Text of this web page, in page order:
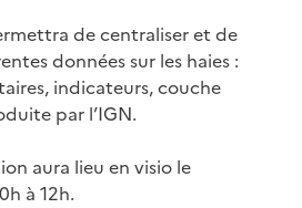
de centraliser et de
données sur les haies :
indicateurs, couche
par l’IGN.
aura lieu en visio le
à 12h.